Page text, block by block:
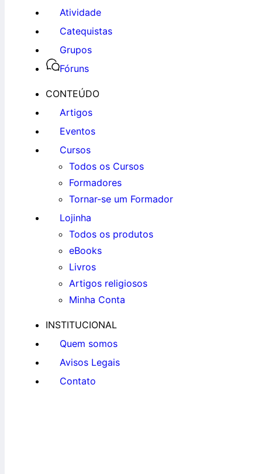
Atividade
Catequistas
Grupos
Fóruns
CONTEÚDO
Artigos
Eventos
Cursos
Todos os Cursos
Formadores
Tornar-se um Formador
Lojinha
Todos os produtos
eBooks
Livros
Artigos religiosos
Minha Conta
INSTITUCIONAL
Quem somos
Avisos Legais
Contato